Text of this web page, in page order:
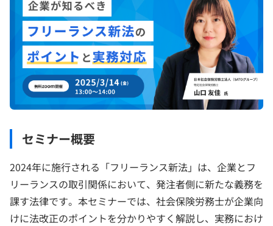
セミナー概要
2024年に施行される「フリーランス新法」は、企業とフ
リーランスの取引関係において、発注者側に新たな義務を
課す法律です。本セミナーでは、社会保険労務士が企業向
けに法改正のポイントを分かりやすく解説し、実務におけ